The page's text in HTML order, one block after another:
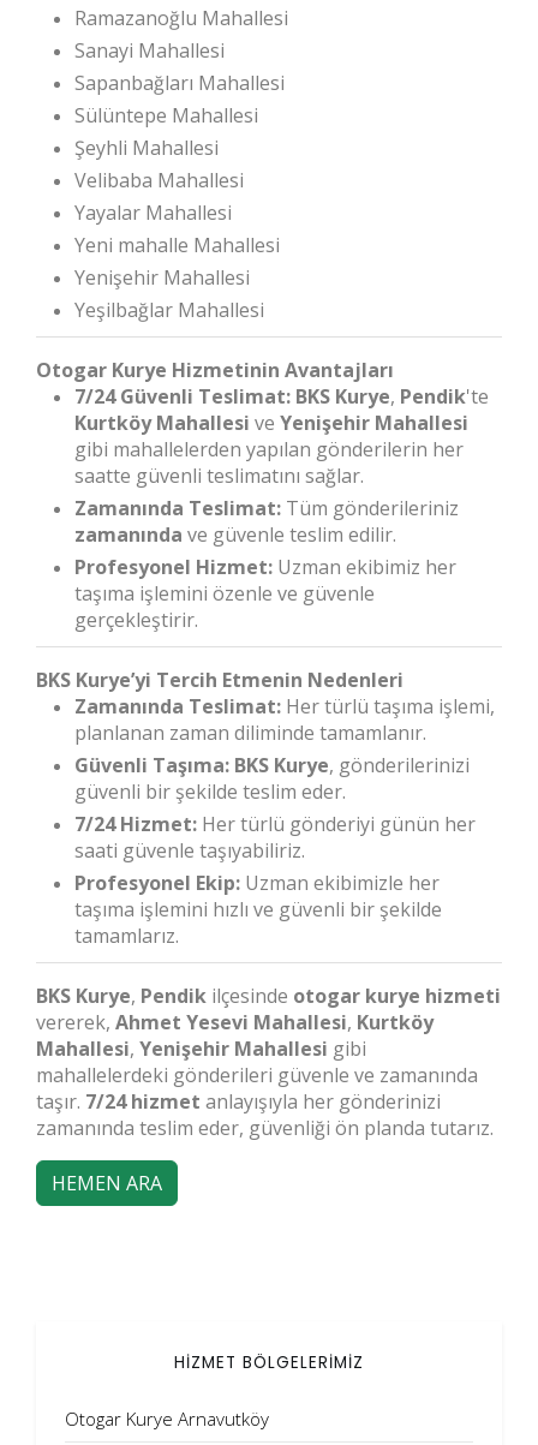
Ramazanoğlu Mahallesi
Sanayi Mahallesi
Sapanbağları Mahallesi
Sülüntepe Mahallesi
Şeyhli Mahallesi
Velibaba Mahallesi
Yayalar Mahallesi
Yeni mahalle Mahallesi
Yenişehir Mahallesi
Yeşilbağlar Mahallesi
Otogar Kurye Hizmetinin Avantajları
7/24 Güvenli Teslimat: BKS Kurye, Pendik'te
Kurtköy Mahallesi ve Yenişehir Mahallesi
gibi mahallelerden yapılan gönderilerin her
saatte güvenli teslimatını sağlar.
Zamanında Teslimat: Tüm gönderileriniz
zamanında ve güvenle teslim edilir.
Profesyonel Hizmet: Uzman ekibimiz her
taşıma işlemini özenle ve güvenle
gerçekleştirir.
BKS Kurye’yi Tercih Etmenin Nedenleri
Zamanında Teslimat: Her türlü taşıma işlemi,
planlanan zaman diliminde tamamlanır.
Güvenli Taşıma: BKS Kurye, gönderilerinizi
güvenli bir şekilde teslim eder.
7/24 Hizmet: Her türlü gönderiyi günün her
saati güvenle taşıyabiliriz.
Profesyonel Ekip: Uzman ekibimizle her
taşıma işlemini hızlı ve güvenli bir şekilde
tamamlarız.
BKS Kurye, Pendik ilçesinde otogar kurye hizmeti
vererek, Ahmet Yesevi Mahallesi, Kurtköy
Mahallesi, Yenişehir Mahallesi gibi
mahallelerdeki gönderileri güvenle ve zamanında
taşır. 7/24 hizmet anlayışıyla her gönderinizi
zamanında teslim eder, güvenliği ön planda tutarız.
HEMEN ARA
HİZMET BÖLGELERİMİZ
Otogar Kurye Arnavutköy